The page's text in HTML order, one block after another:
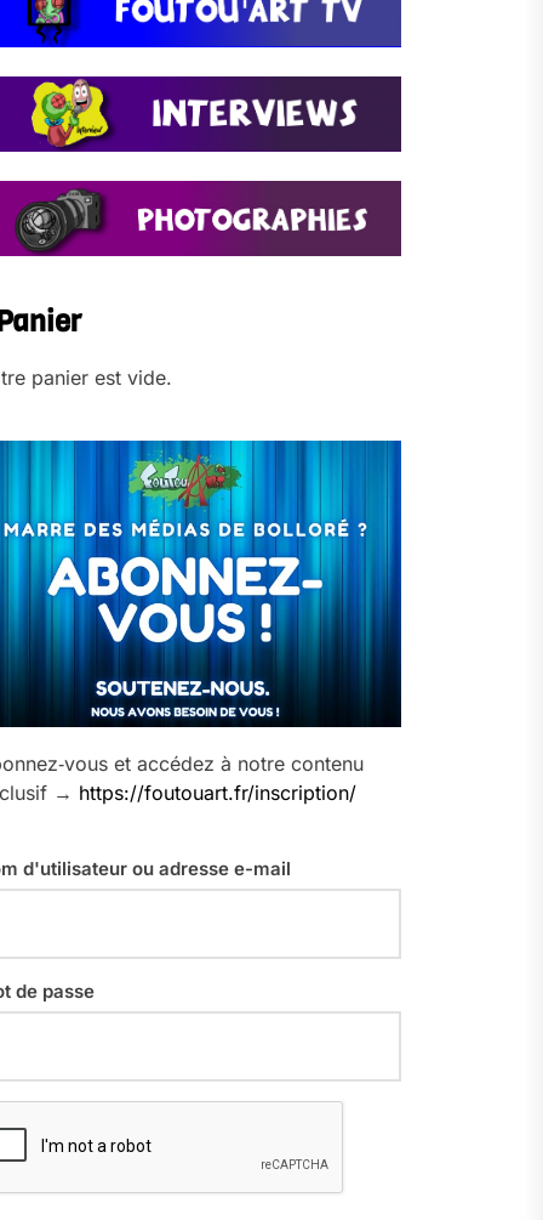
panier est vide.
et accédez à notre contenu
→ https://foutouart.fr/inscription/
d'utilisateur ou adresse e-mail
de passe